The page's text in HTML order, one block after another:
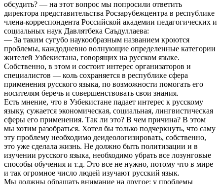
обсудить? — на этот вопрос мы попросили ответить
директора представительства Росзарубежцентра в республике
члена-корреспондента Российской академии педагогических и
социальных наук Давлятбека Саъдуллаева:
— За таким сугубо наукообразным названием кроются
проблемы, каждодневно волнующие определенные категории
жителей Узбекистана, говорящих на русском языке.
Собственно, в этом и состоит интерес организаторов и
специалистов — коль сохраняется в республике сфера
применения русского языка, по возможности помогать его
носителям беречь и совершенствовать свои знания.
Есть мнение, что в Узбекистане падает интерес к русскому
языку, сужается экономическая, социальная, лингвистическая
сферы его применения. Так ли это? В чем причина? В этом
мы хотим разобраться. Хотел бы только подчеркнуть, что саму
эту проблему необходимо деидеологизировать, собственно,
это уже сделала жизнь. Не должно быть политизации и в
изучении русского языка, необходимо убрать все лозунговые
способы обучения и т.д. Это все не нужно, потому что в мире
и так огромное число людей изучают русский язык.
Мы должны обращать внимание на другое: у проблемы